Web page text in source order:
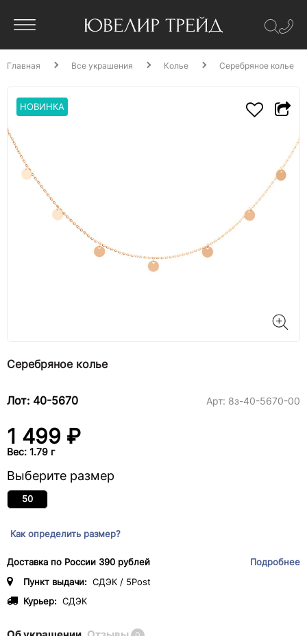
Главная Все украшения Колье Серебряное колье
НОВИНКА
Серебряное колье
Лот: 40-5670 Арт: 8з-40-5670-00
1 499 ₽
Вес: 1.79 г
Выберите размер
50
Как определить размер?
Доставка по России 390 рублей
Подробнее
Пункт выдачи: СДЭК / 5Post
Курьер: СДЭК